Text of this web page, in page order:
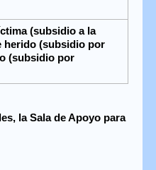
(subsidio a la
herido (subsidio por
(subsidio por
la Sala de Apoyo para